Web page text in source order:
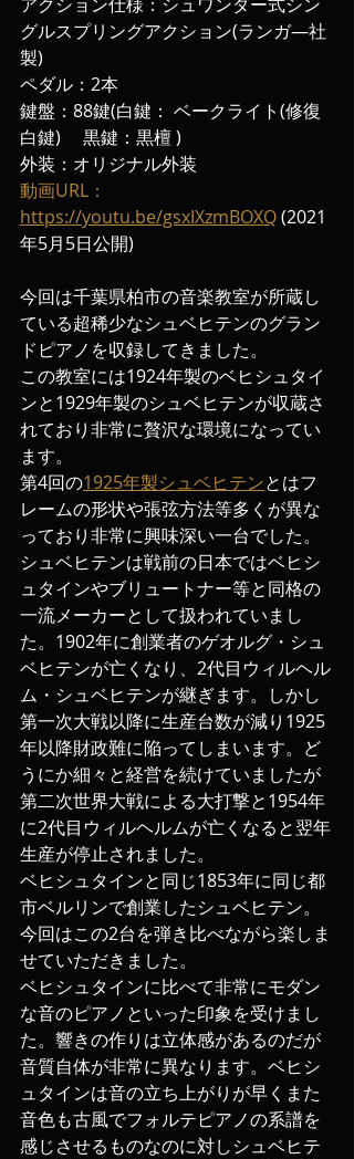
グルスプリングアクション(ランガ―社
製)
ペダル：2本
鍵盤：88鍵(白鍵： ベークライト(修復
白鍵) 　黒鍵：黒檀 )
外装：オリジナル外装
動画URL：
https://youtu.be/gsxIXzmBOXQ (2021
年5月5日公開)
今回は千葉県柏市の音楽教室が所蔵し
ている超稀少なシュベヒテンのグラン
ドピアノを収録してきました。
この教室には1924年製のベヒシュタイ
ンと1929年製のシュベヒテンが収蔵さ
れており非常に贅沢な環境になってい
ます。
第4回の1925年製シュベヒテンとはフ
レームの形状や張弦方法等多くが異な
っており非常に興味深い一台でした。
シュベヒテンは戦前の日本ではベヒシ
ュタインやブリュートナー等と同格の
一流メーカーとして扱われていまし
た。1902年に創業者のゲオルグ・シュ
ベヒテンが亡くなり、2代目ウィルヘル
ム・シュベヒテンが継ぎます。しかし
第一次大戦以降に生産台数が減り1925
年以降財政難に陥ってしまいます。ど
うにか細々と経営を続けていましたが
第二次世界大戦による大打撃と1954年
に2代目ウィルヘルムが亡くなると翌年
生産が停止されました。
ベヒシュタインと同じ1853年に同じ都
市ベルリンで創業したシュベヒテン。
今回はこの2台を弾き比べながら楽しま
せていただきました。
ベヒシュタインに比べて非常にモダン
な音のピアノといった印象を受けまし
た。響きの作りは立体感があるのだが
音質自体が非常に異なります。ベヒシ
ュタインは音の立ち上がりが早くまた
音色も古風でフォルテピアノの系譜を
感じさせるものなのに対しシュベヒテ